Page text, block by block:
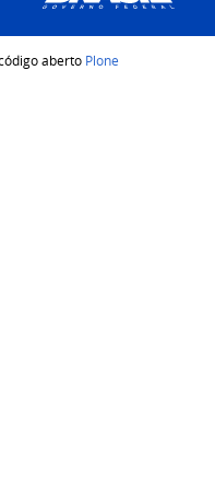
aberto Plone